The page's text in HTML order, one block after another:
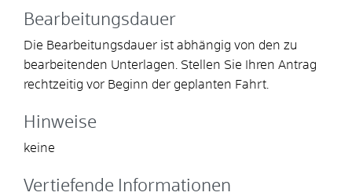
Bearbeitungsdauer
Die Bearbeitungsdauer ist abhängig von den zu
bearbeitenden Unterlagen. Stellen Sie Ihren Antrag
rechtzeitig vor Beginn der geplanten Fahrt.
Hinweise
keine
Vertiefende Informationen